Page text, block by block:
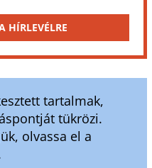
HÍRLEVÉLRE
tartalmak,
tükrözi.
olvassa el a